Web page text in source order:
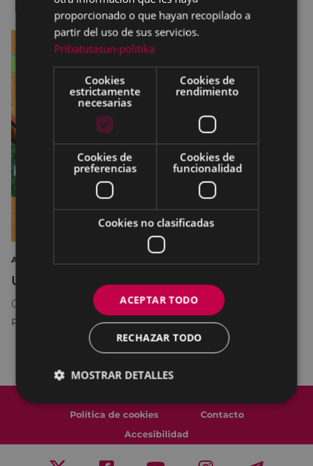
ARTE EXPOSICIÓN
Udal eskolak
04/06/2026 18:30 19/06/202620:30
PORTALEA
Política de cookies
Contacto
Accesibilidad
proporcionado o que hayan recopilado a
partir del uso de sus servicios.
Pribatutasun-politika
Cookies
estrictamente
necesarias
Cookies de
rendimiento
Cookies de
preferencias
Cookies de
funcionalidad
Cookies no clasificadas
ACEPTAR TODO
RECHAZAR TODO
MOSTRAR DETALLES